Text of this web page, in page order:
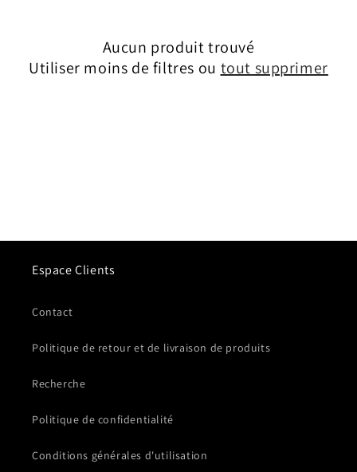
Aucun produit trouvé
Utiliser moins de filtres ou tout supprimer
Espace Clients
Contact
Politique de retour et de livraison de produits
Recherche
Politique de confidentialité
Conditions générales d'utilisation